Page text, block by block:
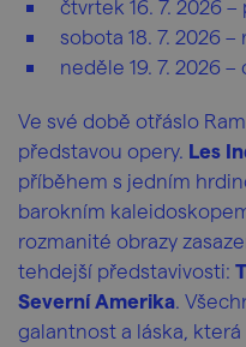
čtvrtek 16. 7. 2026
sobota 18. 7. 2026 –
neděle 19. 7. 2026 –
Ve své době otřáslo
představou opery. Les
příběhem s jedním
barokním
rozmanité obrazy
tehdejší představivosti:
Severní Amerika.
galantnost a láska,